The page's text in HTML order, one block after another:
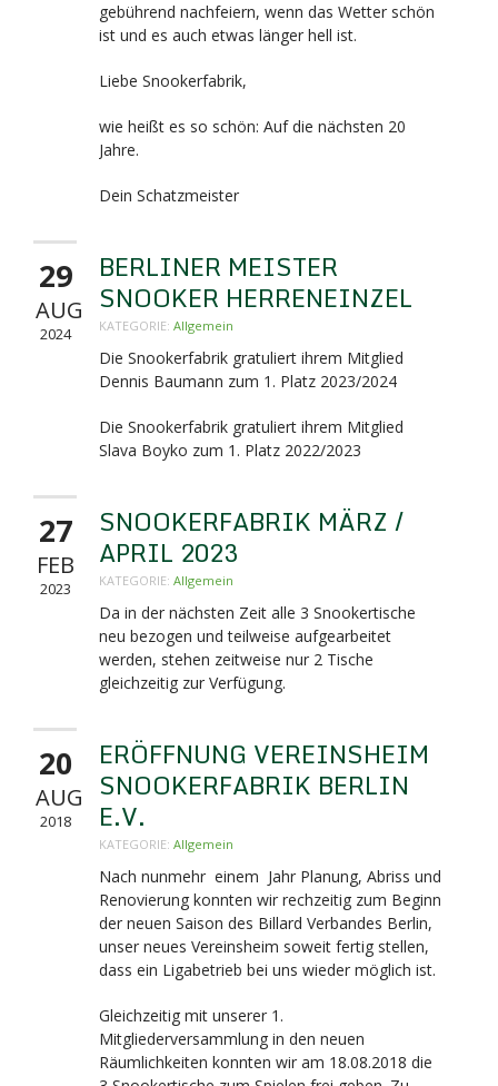
gebührend nachfeiern, wenn das Wetter schön
ist und es auch etwas länger hell ist.
Liebe Snookerfabrik,
wie heißt es so schön: Auf die nächsten 20
Jahre.
Dein Schatzmeister
29
AUG
2024
BERLINER MEISTER
SNOOKER HERRENEINZEL
KATEGORIE: Allgemein
Die Snookerfabrik gratuliert ihrem Mitglied
Dennis Baumann zum 1. Platz 2023/2024
Die Snookerfabrik gratuliert ihrem Mitglied
Slava Boyko zum 1. Platz 2022/2023
27
FEB
2023
SNOOKERFABRIK MÄRZ /
APRIL 2023
KATEGORIE: Allgemein
Da in der nächsten Zeit alle 3 Snookertische
neu bezogen und teilweise aufgearbeitet
werden, stehen zeitweise nur 2 Tische
gleichzeitig zur Verfügung.
20
AUG
2018
ERÖFFNUNG VEREINSHEIM
SNOOKERFABRIK BERLIN
E.V.
KATEGORIE: Allgemein
Nach nunmehr einem Jahr Planung, Abriss und
Renovierung konnten wir rechzeitig zum Beginn
der neuen Saison des Billard Verbandes Berlin,
unser neues Vereinsheim soweit fertig stellen,
dass ein Ligabetrieb bei uns wieder möglich ist.
Gleichzeitig mit unserer 1.
Mitgliederversammlung in den neuen
Räumlichkeiten konnten wir am 18.08.2018 die